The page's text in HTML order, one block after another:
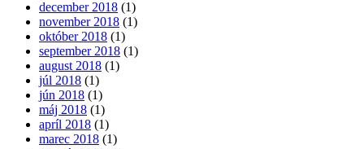
december 2018 (1)
november 2018 (1)
október 2018 (1)
september 2018 (1)
august 2018 (1)
júl 2018 (1)
jún 2018 (1)
máj 2018 (1)
apríl 2018 (1)
marec 2018 (1)